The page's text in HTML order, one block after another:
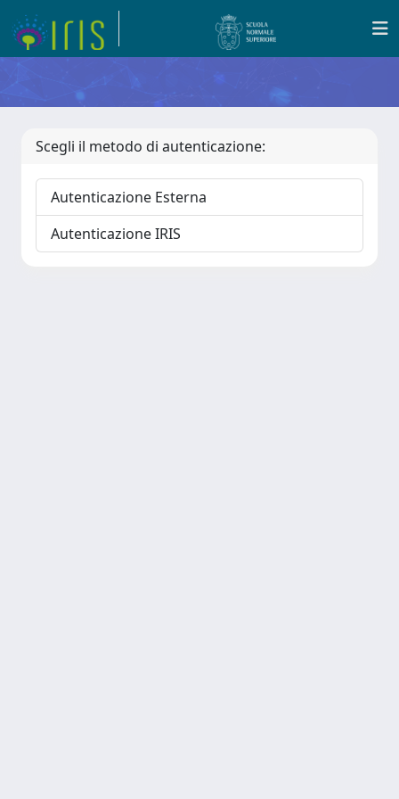
Scegli il metodo di autenticazione:
Autenticazione Esterna
Autenticazione IRIS